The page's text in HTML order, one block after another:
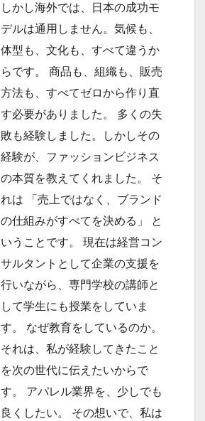
しかし海外では、日本の成功モ
デルは通用しません。気候も、
体型も、文化も、すべて違うか
らです。 商品も、組織も、販売
方法も、すべてゼロから作り直
す必要がありました。 多くの失
敗も経験しました。しかしその
経験が、ファッションビジネス
の本質を教えてくれました。 そ
れは 「売上ではなく、ブランド
の仕組みがすべてを決める」 と
いうことです。 現在は経営コン
サルタントとして企業の支援を
行いながら、専門学校の講師と
して学生にも授業をしていま
す。 なぜ教育をしているのか。
それは、私が経験してきたこと
を次の世代に伝えたいからで
す。 アパレル業界を、少しでも
良くしたい。 その想いで、私は